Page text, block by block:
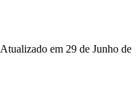
Atualizado em 29 de Junho de